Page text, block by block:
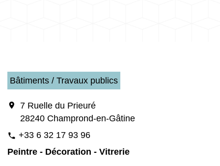
Bâtiments / Travaux publics
location_on
7 Ruelle du Prieuré
28240 Champrond-en-Gâtine
phone +33 6 32 17 93 96
Peintre - Décoration - Vitrerie